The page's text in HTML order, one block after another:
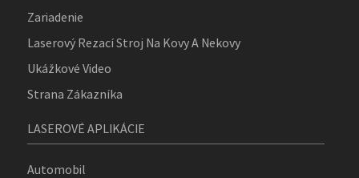
Zariadenie
Laserový Rezací Stroj Na Kovy A Nekovy
Ukážkové Video
Strana Zákazníka
LASEROVÉ APLIKÁCIE
Automobil